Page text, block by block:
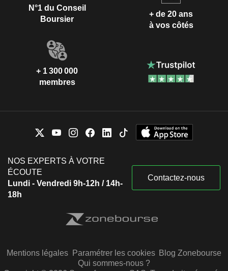
N°1 du Conseil
Boursier
+ de 20 ans
à vos côtés
+ 1 300 000
membres
NOS EXPERTS À VOTRE
ÉCOUTE
Lundi - Vendredi 9h-12h / 14h-
18h
Contactez-nous
Mentions légales Paramétrer les cookies Blog Zonebourse
Qui sommes-nous ?